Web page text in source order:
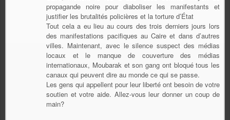
propagande noire pour diaboliser les manifestants et
justifier les brutalités policières et la torture d’État
Tout cela a eu lieu au cours des trois derniers jours lors
des manifestations pacifiques au Caire et dans d’autres
villes. Maintenant, avec le silence suspect des médias
locaux et le manque de couverture des médias
internationaux, Moubarak et son gang ont bloqué tous les
canaux qui peuvent dire au monde ce qui se passe.
Les gens qui appellent pour leur liberté ont besoin de votre
soutien et votre aide. Allez-vous leur donner un coup de
main?